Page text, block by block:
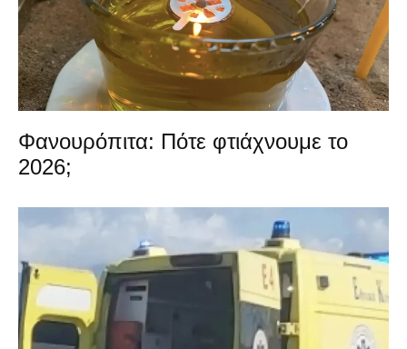
Φανουρόπιτα: Πότε φτιάχνουμε το
2026;